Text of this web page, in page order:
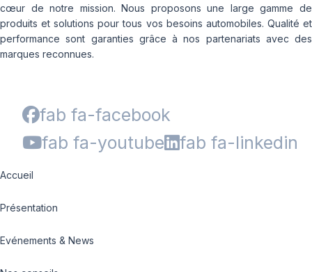
cœur de notre mission. Nous proposons une large gamme de
produits et solutions pour tous vos besoins automobiles. Qualité et
performance sont garanties grâce à nos partenariats avec des
marques reconnues.
fab fa-facebook
fab fa-youtube
fab fa-linkedin
Accueil
Présentation
Evénements & News